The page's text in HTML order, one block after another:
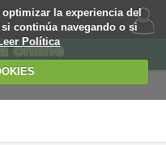
la experiencia del
continúa navegando o si
Política